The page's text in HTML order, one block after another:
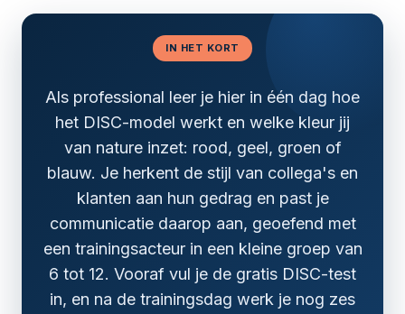
IN HET KORT
Als professional leer je hier in één dag hoe
het DISC-model werkt en welke kleur jij
van nature inzet: rood, geel, groen of
blauw. Je herkent de stijl van collega's en
klanten aan hun gedrag en past je
communicatie daarop aan, geoefend met
een trainingsacteur in een kleine groep van
6 tot 12. Vooraf vul je de gratis DISC-test
in, en na de trainingsdag werk je nog zes